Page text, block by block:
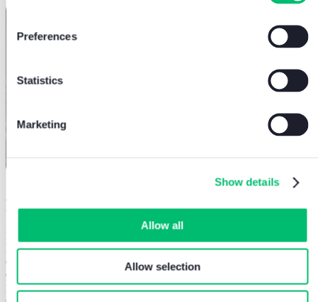
Preferences
Statistics
Marketing
Show details
Allow all
Allow selection
Pour l’environnement et la communauté.
Nous sommes conscients que nos
l’environnement et la société, c’est pourquoi nous nous engageons à
être une entreprise durable. Nous promouvons une culture
d’entreprise
et encourageons nos employés à faire leur part
pour protégerl’environnementet contribuer au bien-être des